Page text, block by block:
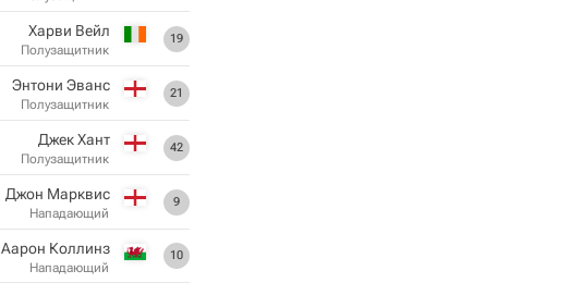
19
Харви Вейл
Полузащитник
21
Энтони Эванс
Полузащитник
42
Джек Хант
Полузащитник
9
Джон Марквис
Нападающий
10
Аарон Коллинз
Нападающий